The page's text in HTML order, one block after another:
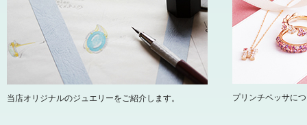
当店オリジナルのジュエリーをご紹介します。 プリンチペッサに